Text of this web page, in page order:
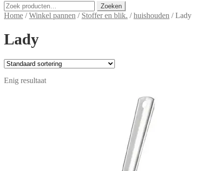
Zoeken
naar:
Zoeken
Home /Winkel pannen / Stoffer en blik. /huishouden /Lady
Lady
Enig resultaat